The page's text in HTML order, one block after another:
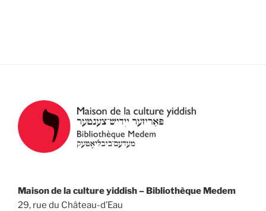
Maison de la culture yiddish – Bibliothèque Medem
29, rue du Château-d’Eau